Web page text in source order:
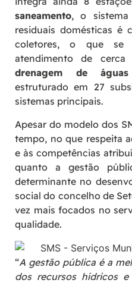
saneamento, o sistema
residuais domésticas é
coletores, o que se
atendimento de
drenagem de
estruturado em 27
sistemas principais.
Apesar do modelo dos
tempo, no que respeita
e às competências
quanto a gestão
determinante no
social do concelho de
vez mais focados no
qualidade.
“A gestão pública é a
dos recursos hídricos